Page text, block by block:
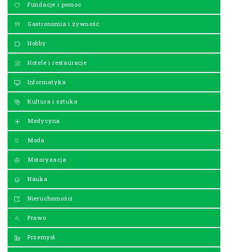
Fundacje i pomoc
Gastronomia i żywność
Hobby
Hotele i restauracje
Informatyka
Kultura i sztuka
Medycyna
Moda
Motoryzacja
Nauka
Nieruchomości
Prawo
Przemysł